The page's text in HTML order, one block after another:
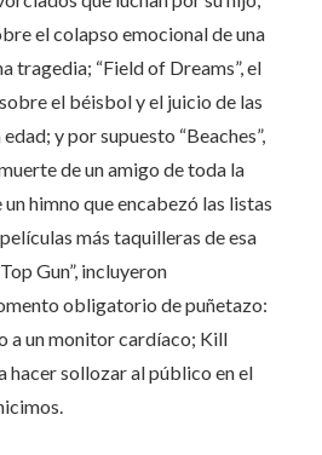
el colapso emocional de una
tragedia; “Field of Dreams”, el
el béisbol y el juicio de las
y por supuesto “Beaches”,
de un amigo de toda la
himno que encabezó las listas
más taquilleras de esa
Gun”, incluyeron
obligatorio de puñetazo:
a un monitor cardíaco; Kill
hacer sollozar al público en el